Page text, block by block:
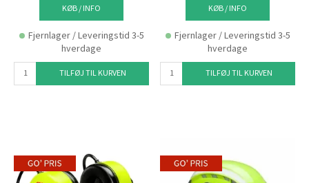
KØB / INFO
Fjernlager / Leveringstid 3-5
hverdage
TILFØJ TIL KURVEN
KØB / INFO
Fjernlager / Leveringstid 3-5
hverdage
TILFØJ TIL KURVEN